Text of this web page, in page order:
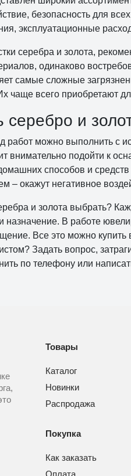
безопасность для
эксплуатационные
серебра и золота,
одинаково
самые сложные
чаще всего приобретают
серебро и
можно выполнить с
внимательно подойти к
способов и
– окажут негативное
и золота выбрать?
назначение. В работе
Все это можно
Задать вопрос,
по телефону или
Товары
Каталог
Новинки
Распродажа
Покупка
Как заказать
Оплата